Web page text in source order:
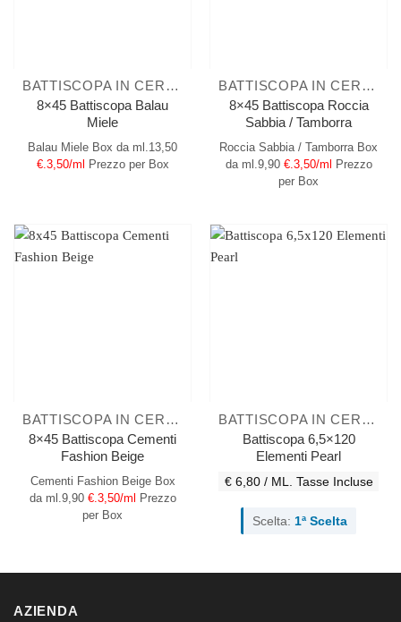
BATTISCOPA IN CERAMICA
8×45 Battiscopa Balau
Miele
Balau Miele Box da ml.13,50
€.3,50/ml
Prezzo per Box
BATTISCOPA IN CERAMICA
8×45 Battiscopa Roccia
Sabbia / Tamborra
Roccia Sabbia / Tamborra Box
da ml.9,90 €.3,50/ml
Prezzo
per Box
BATTISCOPA IN CERAMICA
8×45 Battiscopa Cementi
Fashion Beige
Cementi Fashion Beige Box
da ml.9,90 €.3,50/ml Prezzo
per Box
BATTISCOPA IN CERAMICA
Battiscopa 6,5×120
Elementi Pearl
€ 6,80 / ML. Tasse Incluse
Scelta: 1ª Scelta
AZIENDA